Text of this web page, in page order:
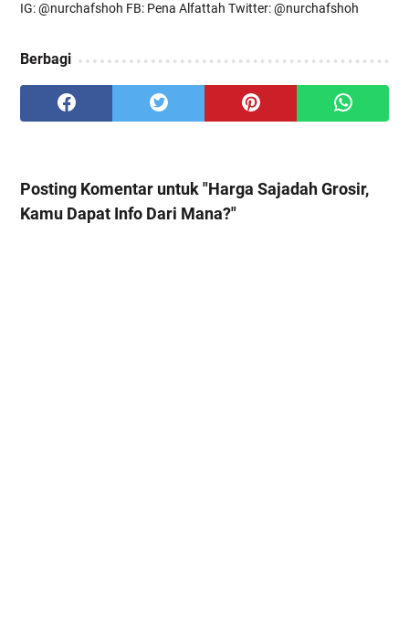
IG: @nurchafshoh FB: Pena Alfattah Twitter: @nurchafshoh
Berbagi
Posting Komentar untuk "Harga Sajadah Grosir,
Kamu Dapat Info Dari Mana?"